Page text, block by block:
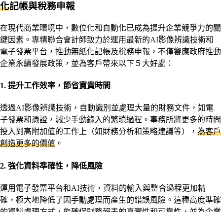
化記帳與稅務申報
在現代商業環境中，數位化和自動化已成為提升企業競爭力的關
鍵因素。專精聯合會計師致力於運用最新的AI影像辨識技術和
電子發票平台，推動無紙化記帳及稅務申報，不僅響應政府推動
企業永續發展政策，並為客戶帶來以下５大好處：
1. 提升工作效率，節省寶貴時間
透過AI影像辨識技術，自動識別並處理大量的財務文件，如電
子發票和憑證，減少手動錄入的繁瑣過程。事務所將更多的時間
投入到高附加值的工作上（如財務分析和策略建議等）， 為客戶
創造更多的價值 。
2. 強化資料準確性，降低風險
運用電子發票平台和AI技術，資料的輸入與整合過程更加精
確，極大地降低了因手動處理而產生的錯誤風險。這種高度準確